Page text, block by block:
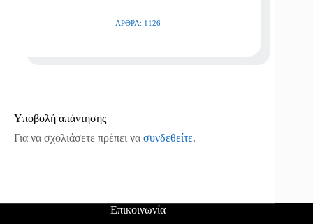
ΆΡΘΡΑ: 1126
Υποβολή απάντησης
Για να σχολιάσετε πρέπει να συνδεθείτε.
Επικοινωνία